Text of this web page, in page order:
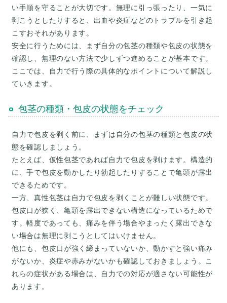
い手順を守ることが大切です。無理に引っ張ったり、一気に
剥こうとしたりすると、出血や炎症などのトラブルを引き起
こすおそれがあります。
安全に行うためには、まず自分の包茎の種類や包皮の状態を
確認し、無理のない方法で少しずつ進めることが基本です。
ここでは、自力で行う際の具体的なポイントについて解説し
包茎の種類・包皮の状態をチェック
自力で包皮を剥く前に、まずは自分の包茎の種類と包皮の状
態を確認しましょう。
たとえば、仮性包茎であれば自力で包皮を剥けます。構造的
に、手で包皮を動かしたり勃起したりすることで亀頭が露出
できるためです。
一方、真性包茎は自力で包皮を剥くことが難しい状態です。
包皮口が狭く、亀頭を露出できない構造になっているためで
す。軽度であっても、痛みを伴う場合やまったく露出できな
い場合は無理に剥こうとしてはいけません。
他にも、包皮口が強く締まっていないか、動かすと強い痛み
がないか、炎症や赤みがないかも確認しておきましょう。こ
れらの症状がある場合は、自力での対応が適さない可能性が